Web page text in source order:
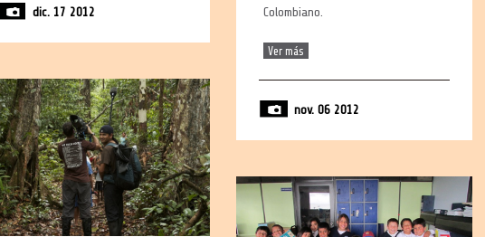
dic. 17 2012
Colombiano.
Ver más
nov. 06 2012